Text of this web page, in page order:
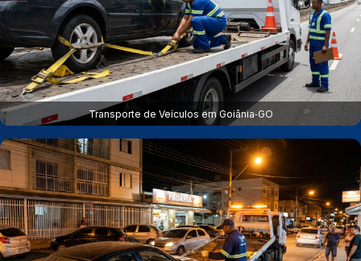
Transporte de Veículos em Goiânia‑GO